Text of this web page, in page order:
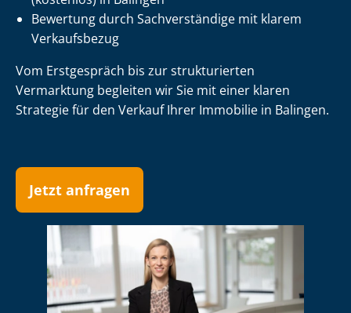
Bewertung durch Sachverständige mit klarem
Verkaufsbezug
Vom Erstgespräch bis zur strukturierten
Vermarktung begleiten wir Sie mit einer klaren
Strategie für den Verkauf Ihrer Immobilie in Balingen.
Jetzt anfragen